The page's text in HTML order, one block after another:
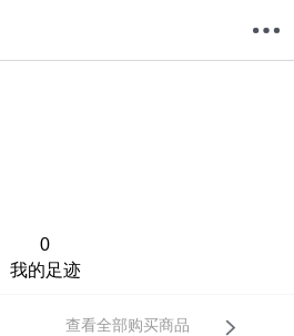
0
我的足迹
查看全部购买商品